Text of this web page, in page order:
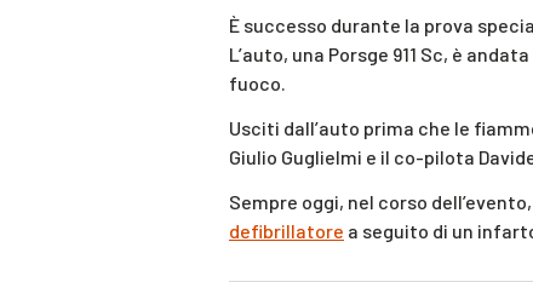
È successo durante la prova
L’auto, una Porsge 911 Sc, è
fuoco.
Usciti dall’auto prima che le
Giulio Guglielmi e il co-pilota
Sempre oggi, nel corso
defibrillatore a seguito di un